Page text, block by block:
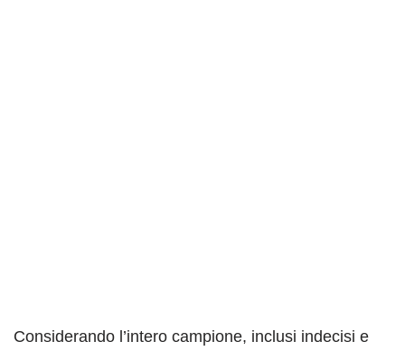
Considerando l’intero campione, inclusi indecisi e